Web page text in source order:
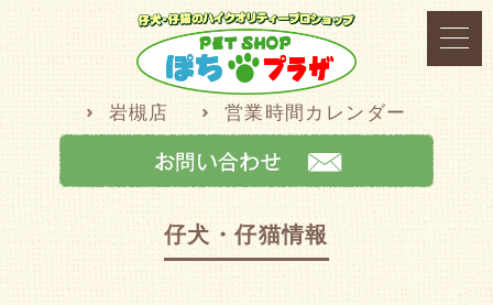
岩槻店 営業時間カレンダー
仔犬・仔猫情報